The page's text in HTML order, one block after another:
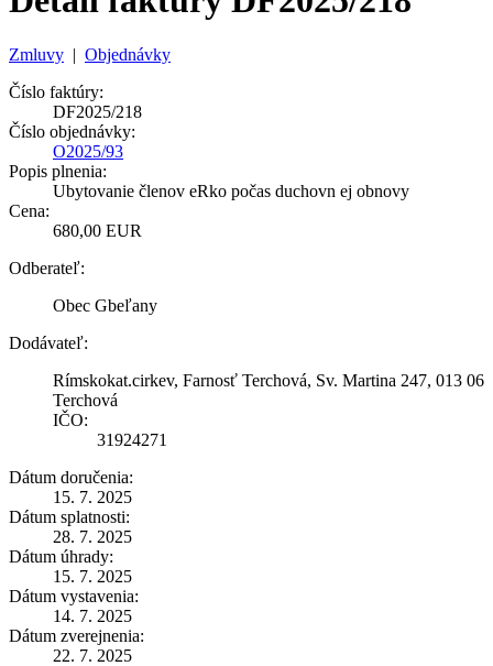
Zmluvy | Objednávky
Číslo faktúry:
DF2025/218
Číslo objednávky:
O2025/93
Popis plnenia:
Ubytovanie členov eRko počas duchovn ej obnovy
Cena:
680,00 EUR
Odberateľ:
Obec Gbeľany
Dodávateľ:
Rímskokat.cirkev, Farnosť Terchová, Sv. Martina 247, 013 06
Terchová
IČO:
31924271
Dátum doručenia:
15. 7. 2025
Dátum splatnosti:
28. 7. 2025
Dátum úhrady:
15. 7. 2025
Dátum vystavenia:
14. 7. 2025
Dátum zverejnenia:
22. 7. 2025